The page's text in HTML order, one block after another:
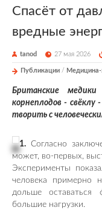
Спасёт от
вредные
tanod 27 мая 2026
Публикации / Медицина-
Британские
корнеплодов -
творить с
1. Согласно
может, во-первых,
Эксперименты
человека примерно
дольше оставаться
большие нагрузки.